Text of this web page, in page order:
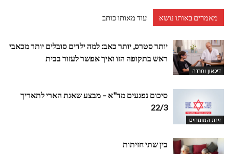
מאמרים באותו נושא עוד מאותו כותב
דיכאון וחרדה
יותר סטרס, יותר כאב: למה ילדים סובלים יותר מכאבי
ראש בתקופה הזו ואיך אפשר לעזור בבית
זירת המומחים
סיכום נפגעים מד"א – מבצע שאגת הארי לתאריך
22/3
בין שתי חזיתות